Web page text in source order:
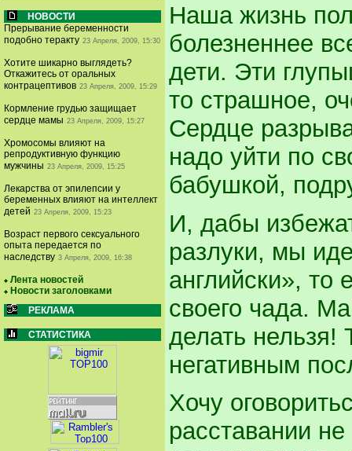
НОВОСТИ
Прерывание беременности
подобно теракту 23 Апреля, 2009, 15:30
Хотите шикарно выглядеть?
Откажитесь от оральных
контрацептивов 23 Апреля, 2009, 15:29
Кормление грудью защищает
сердце мамы 23 Апреля, 2009, 15:27
Хромосомы влияют на
репродуктивную функцию
мужчины 23 Апреля, 2009, 15:25
Лекарства от эпилепсии у
беременных влияют на интеллект
детей 23 Апреля, 2009, 15:23
Возраст первого сексуального
опыта передается по
наследству 3 Апреля, 2009, 16:38
Лента новостей
Новости заголовками
РЕКЛАМА
СТАТИСТИКА
Наша жизнь
болезненнее
дети. Эти
то страшное,
Сердце
надо уйти по
бабушкой,
И, дабы
разлуки, мы
английски», то
своего чада.
делать нельзя!
негативным
Хочу
расставании